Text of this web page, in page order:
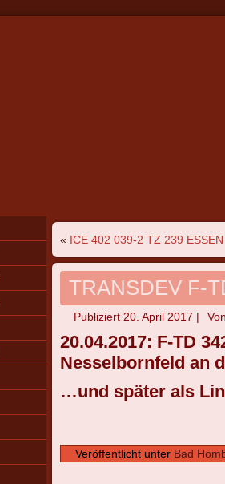
« ICE 402 039-2 TZ 239 ESSEN
TRANSDEV F-
Publiziert 20. April 2017 |
20.04.2017: F-TD
Nesselbornfeld an
…und später als
Veröffentlicht unter Bad